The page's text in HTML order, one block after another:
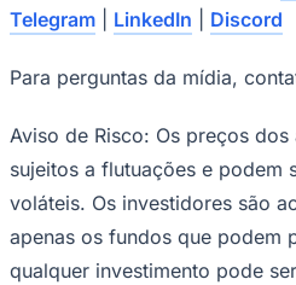
Telegram
LinkedIn Discord
Para perguntas da mídia,
Aviso de Risco: Os preços
sujeitos a flutuações e podem
voláteis. Os investidores são
apenas os fundos que podem
qualquer investimento pode